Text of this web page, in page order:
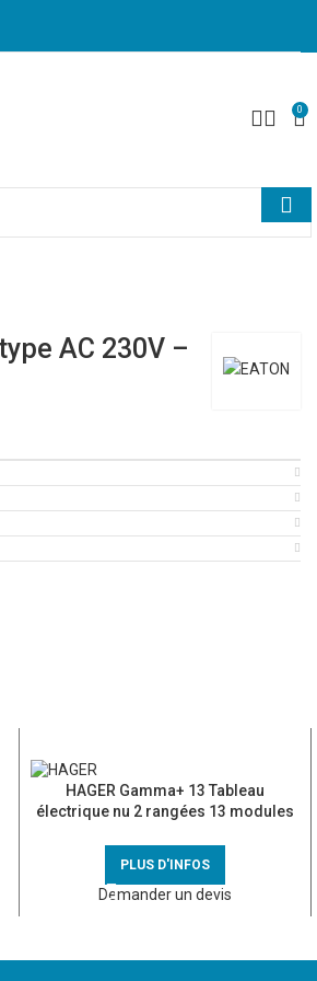
0
AC 230V –
HAGER Gamma+ 13 Tableau
électrique nu 2 rangées 13 modules
PLUS D'INFOS
Demander un devis